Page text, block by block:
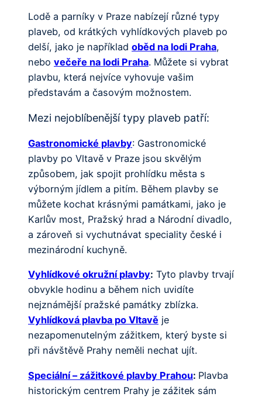
Lodě a parníky v Praze nabízejí různé typy
plaveb, od krátkých vyhlídkových plaveb po
delší, jako je například oběd na lodi Praha,
nebo večeře na lodi Praha. Můžete si vybrat
plavbu, která nejvíce vyhovuje vašim
představám a časovým možnostem.
Mezi nejoblíbenější typy plaveb patří:
Gastronomické plavby: Gastronomické
plavby po Vltavě v Praze jsou skvělým
způsobem, jak spojit prohlídku města s
výborným jídlem a pitím. Během plavby se
můžete kochat krásnými památkami, jako je
Karlův most, Pražský hrad a Národní divadlo,
a zároveň si vychutnávat speciality české i
mezinárodní kuchyně.
Vyhlídkové okružní plavby: Tyto plavby trvají
obvykle hodinu a během nich uvidíte
nejznámější pražské památky zblízka.
Vyhlídková plavba po Vltavě je
nezapomenutelným zážitkem, který byste si
při návštěvě Prahy neměli nechat ujít.
Speciální – zážitkové plavby Prahou: Plavba
historickým centrem Prahy je zážitek sám